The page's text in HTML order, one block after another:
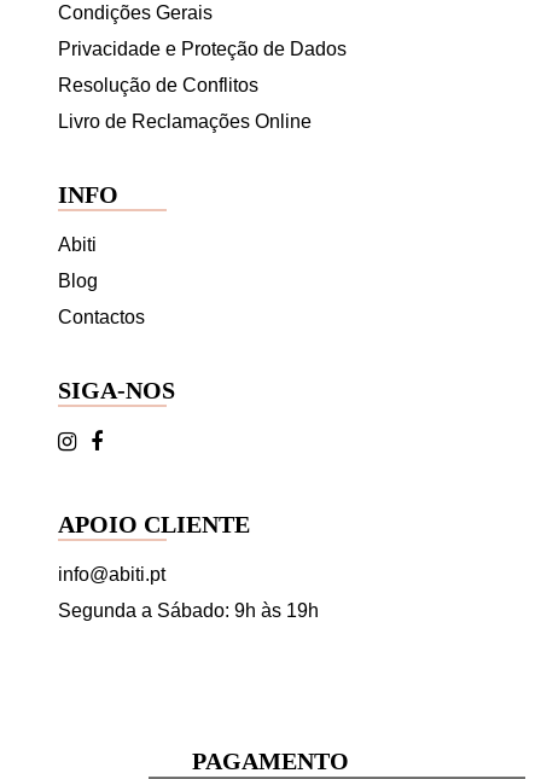
Condições Gerais
Privacidade e Proteção de Dados
Resolução de Conflitos
Livro de Reclamações Online
INFO
Abiti
Blog
Contactos
SIGA-NOS
APOIO CLIENTE
info@abiti.pt
Segunda a Sábado: 9h às 19h
PAGAMENTO